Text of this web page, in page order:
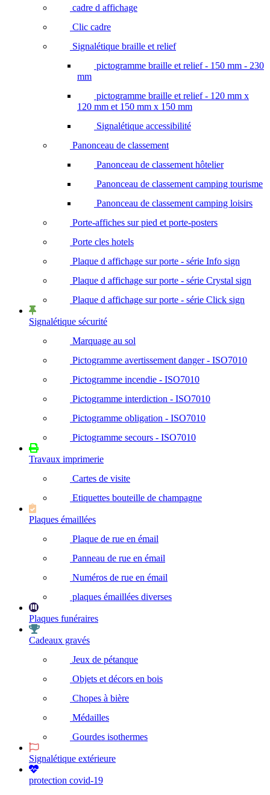
cadre d affichage
Clic cadre
Signalétique braille et relief
pictogramme braille et relief - 150 mm - 230
mm
pictogramme braille et relief - 120 mm x
120 mm et 150 mm x 150 mm
Signalétique accessibilité
Panonceau de classement
Panonceau de classement hôtelier
Panonceau de classement camping tourisme
Panonceau de classement camping loisirs
Porte-affiches sur pied et porte-posters
Porte cles hotels
Plaque d affichage sur porte - série Info sign
Plaque d affichage sur porte - série Crystal sign
Plaque d affichage sur porte - série Click sign
Signalétique sécurité
Marquage au sol
Pictogramme avertissement danger - ISO7010
Pictogramme incendie - ISO7010
Pictogramme interdiction - ISO7010
Pictogramme obligation - ISO7010
Pictogramme secours - ISO7010
Travaux imprimerie
Cartes de visite
Etiquettes bouteille de champagne
Plaques émaillées
Plaque de rue en émail
Panneau de rue en émail
Numéros de rue en émail
plaques émaillées diverses
Plaques funéraires
Cadeaux gravés
Jeux de pétanque
Objets et décors en bois
Chopes à bière
Médailles
Gourdes isothermes
Signalétique extérieure
protection covid-19